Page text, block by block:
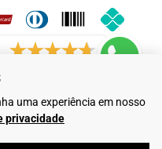
uma experiência em nosso
privacidade
- CNPJ: 10.913.950/0001-60 -
710 - Franca/SP
- Franca/SP